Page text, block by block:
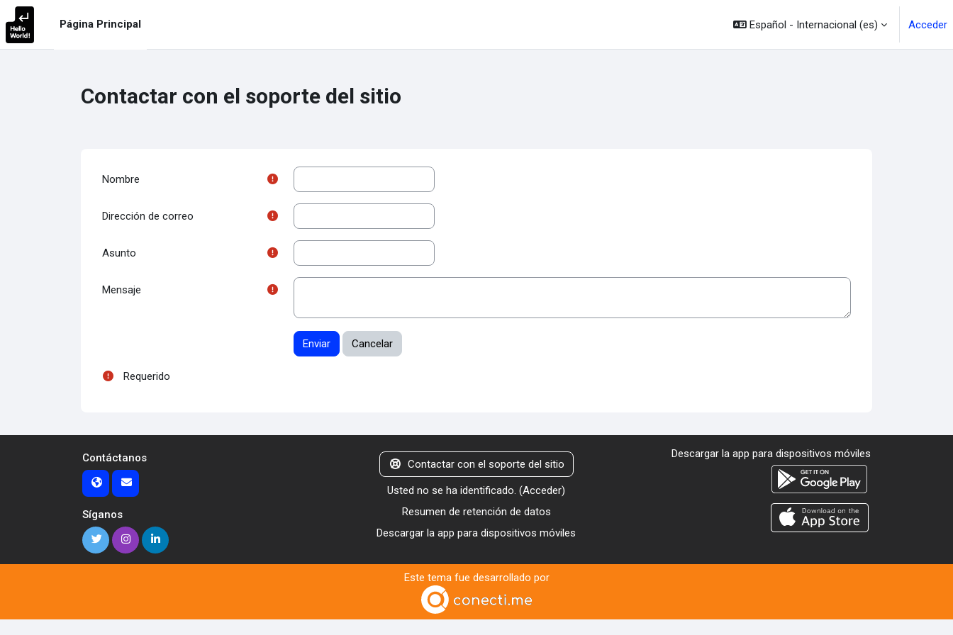
Salta al contenido principal
Página Principal
Español - Internacional ‎(es)‎ Acceder
Contactar con el soporte del sitio
Nombre
Dirección de correo
Asunto
Mensaje
Requerido
Contáctanos
Síganos
Contactar con el soporte del sitio
Usted no se ha identificado. (Acceder)
Resumen de retención de datos
Descargar la app para dispositivos móviles
Descargar la app para dispositivos móviles
Este tema fue desarrollado por